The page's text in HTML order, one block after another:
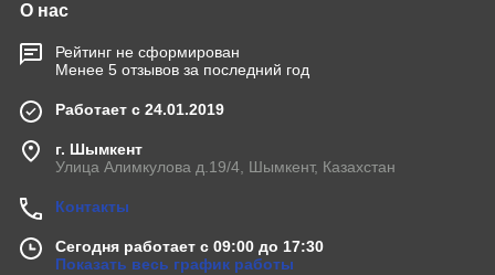
О нас
Рейтинг не сформирован
Менее 5 отзывов за последний год
Работает с 24.01.2019
г. Шымкент
Улица Алимкулова д.19/4, Шымкент, Казахстан
Контакты
Сегодня работает с 09:00 до 17:30
Показать весь график работы